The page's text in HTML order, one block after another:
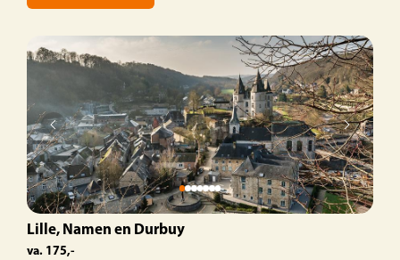
Lille, Namen en Durbuy
va. 175,-